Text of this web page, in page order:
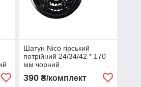
Шатун Nico гірський
потрійний 24/34/42 * 170
мм чорний
390₴/комплект